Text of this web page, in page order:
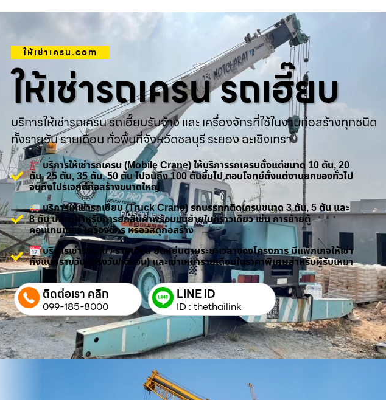
ให้เช่าเครน.com
ให้เช่ารถเครน รถเฮี๊ยบ
บริการให้เช่ารถเครน รถเฮี๊ยบรับจ้าง และ เครื่องจักรที่ใช้ในงานก่อสร้างทุกชนิด
ทั้งรายวัน รายเดือน ทั่วพื้นที่จังหวัดชลบุรี ระยอง ฉะเชิงเทรา
บริการให้เช่ารถเครน (Mobile Crane) ให้บริการรถเครนตั้งแต่ขนาด 10 ตัน, 20
ตัน, 25 ตัน, 35 ตัน, 50 ตัน ไปจนถึง 100 ตันขึ้นไป ตอบโจทย์ตั้งแต่งานยกของทั่วไป
จนถึงโปรเจกต์ก่อสร้างขนาดใหญ่
บริการให้เช่ารถเฮี๊ยบ (Truck Crane) รถบรรทุกติดเครนขนาด 3 ตัน, 5 ตัน และ
8 ตัน เหมาะสำหรับการยกสินค้าพร้อมขนย้ายในคราวเดียว เช่น การย้ายตู้
คอนเทนเนอร์ เครื่องจักร หรือวัสดุก่อสร้าง
บริการเช่ารายวัน / รายเดือน ยืดหยุ่นตามระยะเวลาของโครงการ มีแพ็กเกจให้เช่า
ทั้งแบบรายวัน (ครึ่งวัน/เต็มวัน) และเช่าเหมารายเดือนในราคาพิเศษสำหรับผู้รับเหมา
ติดต่อเรา คลิก
099-185-8000
LINE ID
ID : thethailink